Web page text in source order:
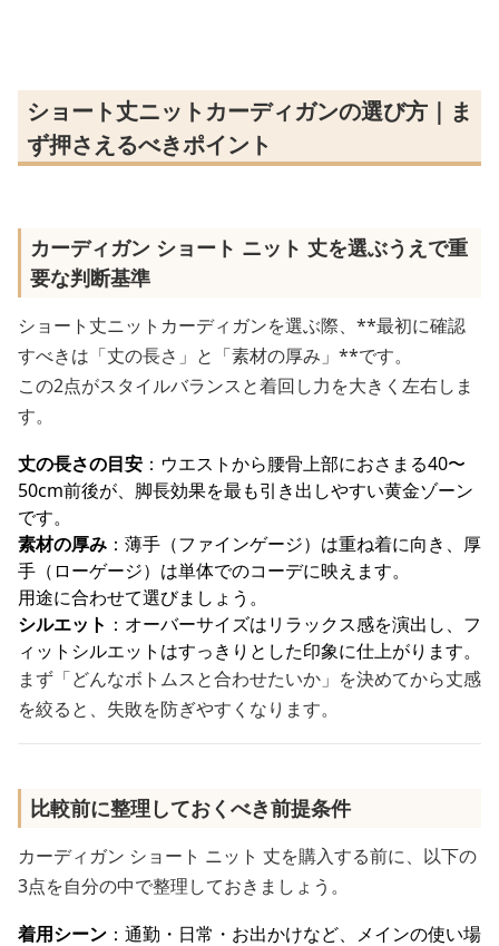
ショート丈ニットカーディガンの選び方｜ま
ず押さえるべきポイント
カーディガン ショート ニット 丈を選ぶうえで重
要な判断基準
ショート丈ニットカーディガンを選ぶ際、**最初に確認
すべきは「丈の長さ」と「素材の厚み」**です。
この2点がスタイルバランスと着回し力を大きく左右しま
す。
丈の長さの目安 ：ウエストから腰骨上部におさまる40〜
50cm前後が、脚長効果を最も引き出しやすい黄金ゾーン
です。
素材の厚み ：薄手（ファインゲージ）は重ね着に向き、厚
手（ローゲージ）は単体でのコーデに映えます。
用途に合わせて選びましょう。
シルエット ：オーバーサイズはリラックス感を演出し、フ
ィットシルエットはすっきりとした印象に仕上がります。
まず「どんなボトムスと合わせたいか」を決めてから丈感
を絞ると、失敗を防ぎやすくなります。
比較前に整理しておくべき前提条件
カーディガン ショート ニット 丈を購入する前に、以下の
3点を自分の中で整理しておきましょう。
着用シーン ：通勤・日常・お出かけなど、メインの使い場